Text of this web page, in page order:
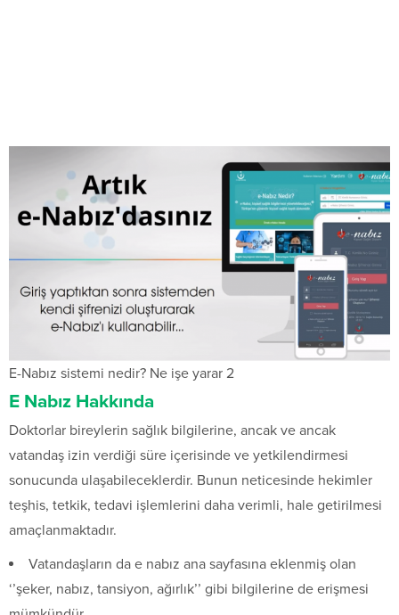
E-Nabız sistemi nedir? Ne işe yarar 2
E Nabız Hakkında
Doktorlar bireylerin sağlık bilgilerine, ancak ve ancak
vatandaş izin verdiği süre içerisinde ve yetkilendirmesi
sonucunda ulaşabileceklerdir. Bunun neticesinde hekimler
teşhis, tetkik, tedavi işlemlerini daha verimli, hale getirilmesi
amaçlanmaktadır.
Vatandaşların da e nabız ana sayfasına eklenmiş olan
‘’şeker, nabız, tansiyon, ağırlık’’ gibi bilgilerine de erişmesi